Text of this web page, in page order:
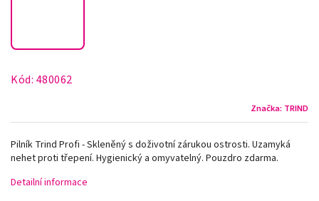
Kód: 480062
Značka: TRIND
Pilník Trind Profi - Skleněný s doživotní zárukou ostrosti. Uzamyká
nehet proti třepení. Hygienický a omyvatelný. Pouzdro zdarma.
Detailní informace